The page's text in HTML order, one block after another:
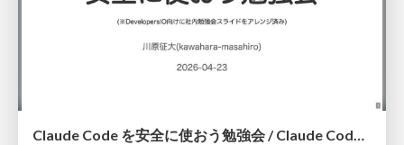
Claude Code を安全に使おう勉強会 / Claude Code Security Basics